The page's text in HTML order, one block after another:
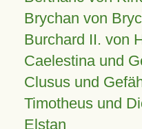
Brychan von
Burchard II. von
Caelestina und
Clusus und
Timotheus und
Elstan